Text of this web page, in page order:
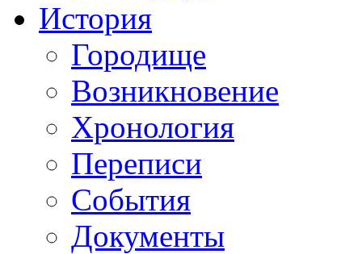
История
Городище
Возникновение
Хронология
Переписи
События
Документы